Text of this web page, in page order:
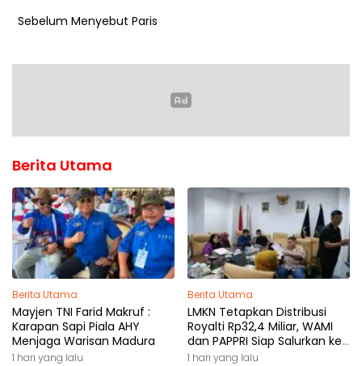
Sebelum Menyebut Paris
Berita Utama
Berita Utama
Mayjen TNI Farid Makruf :
Karapan Sapi Piala AHY
Menjaga Warisan Madura
1 hari yang lalu
Berita Utama
LMKN Tetapkan Distribusi
Royalti Rp32,4 Miliar, WAMI
dan PAPPRI Siap Salurkan ke
Pemilik Hak
1 hari yang lalu